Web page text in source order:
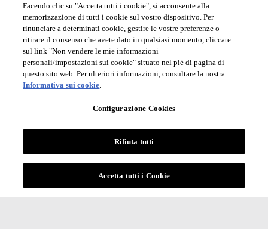
Facendo clic su "Accetta tutti i cookie", si acconsente alla
memorizzazione di tutti i cookie sul vostro dispositivo. Per
rinunciare a determinati cookie, gestire le vostre preferenze o
ritirare il consenso che avete dato in qualsiasi momento, cliccate
sul link "Non vendere le mie informazioni
personali/impostazioni sui cookie" situato nel piè di pagina di
questo sito web. Per ulteriori informazioni, consultare la nostra
Informativa sui cookie.
Configurazione Cookies
Rifiuta tutti
Accetta tutti i Cookie